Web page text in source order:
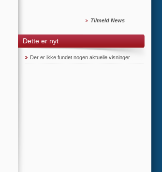
Tilmeld News
Dette er nyt
Der er ikke fundet nogen aktuelle visninger